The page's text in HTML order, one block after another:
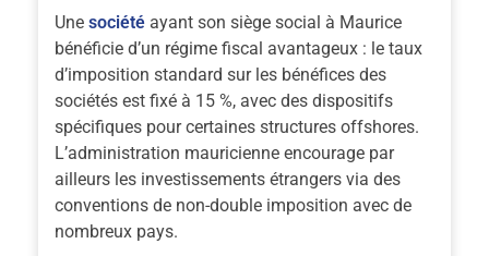
Une société ayant son siège social à Maurice
bénéficie d’un régime fiscal avantageux : le taux
d’imposition standard sur les bénéfices des
sociétés est fixé à 15 %, avec des dispositifs
spécifiques pour certaines structures offshores.
L’administration mauricienne encourage par
ailleurs les investissements étrangers via des
conventions de non-double imposition avec de
nombreux pays.